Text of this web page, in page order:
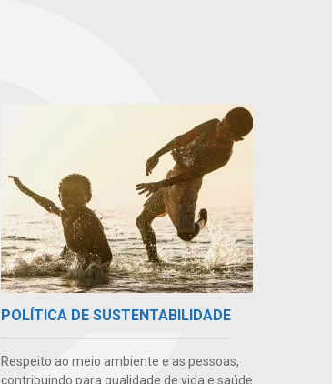
POLÍTICA DE SUSTENTABILIDADE
Respeito ao meio ambiente e as pessoas,
contribuindo para qualidade de vida e saúde